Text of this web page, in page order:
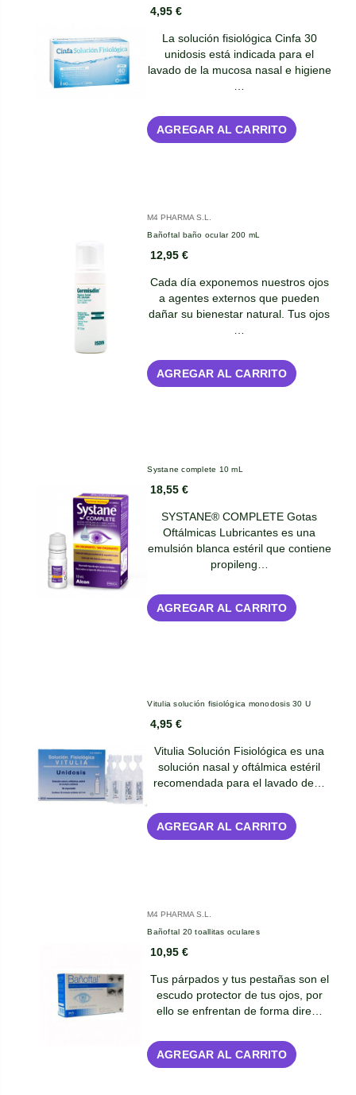
4,95 €
La solución fisiológica Cinfa 30
unidosis está indicada para el
lavado de la mucosa nasal e higiene
AGREGAR AL CARRITO
M4 PHARMA S.L.
Bañoftal baño ocular 200 mL
12,95 €
Cada día exponemos nuestros ojos
a agentes externos que pueden
dañar su bienestar natural. Tus ojos
AGREGAR AL CARRITO
Systane complete 10 mL
18,55 €
SYSTANE® COMPLETE Gotas
Oftálmicas Lubricantes es una
emulsión blanca estéril que contiene
propileng…
AGREGAR AL CARRITO
Vitulia solución fisiológica monodosis 30 U
4,95 €
Vitulia Solución Fisiológica es una
solución nasal y oftálmica estéril
recomendada para el lavado de…
AGREGAR AL CARRITO
M4 PHARMA S.L.
Bañoftal 20 toallitas oculares
10,95 €
Tus párpados y tus pestañas son el
escudo protector de tus ojos, por
ello se enfrentan de forma dire…
AGREGAR AL CARRITO